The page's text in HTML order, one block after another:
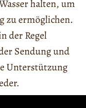
halten, um
zu ermöglichen.
der Regel
Sendung und
Unterstützung